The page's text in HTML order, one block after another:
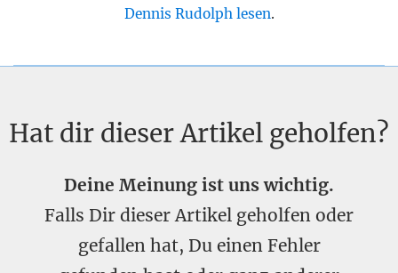
Dennis Rudolph lesen.
Hat dir dieser Artikel geholfen?
Deine Meinung ist uns wichtig.
Falls Dir dieser Artikel geholfen oder
gefallen hat, Du einen Fehler